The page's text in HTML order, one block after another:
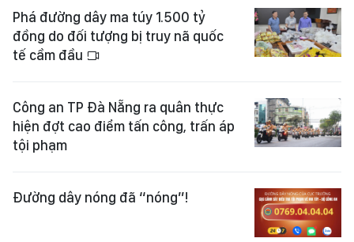
Phá đường dây ma túy 1.500 tỷ
đồng do đối tượng bị truy nã quốc
tế cầm đầu
Công an TP Đà Nẵng ra quân thực
hiện đợt cao điểm tấn công, trấn áp
tội phạm
Đường dây nóng đã “nóng”!